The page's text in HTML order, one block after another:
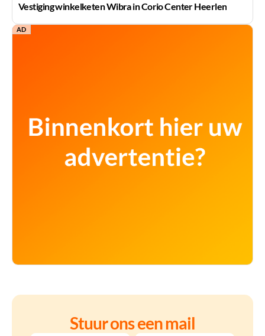
Vestiging winkelketen Wibra in Corio Center Heerlen
AD
Stuur ons een mail